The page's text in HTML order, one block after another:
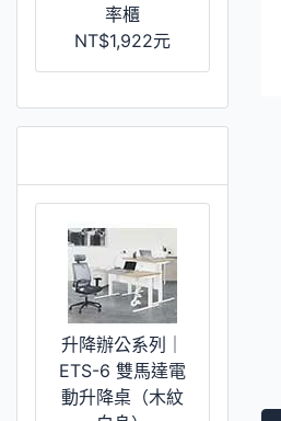
率櫃
NT$1,922元
升降辦公系列｜
ETS-6 雙馬達電
動升降桌（木紋